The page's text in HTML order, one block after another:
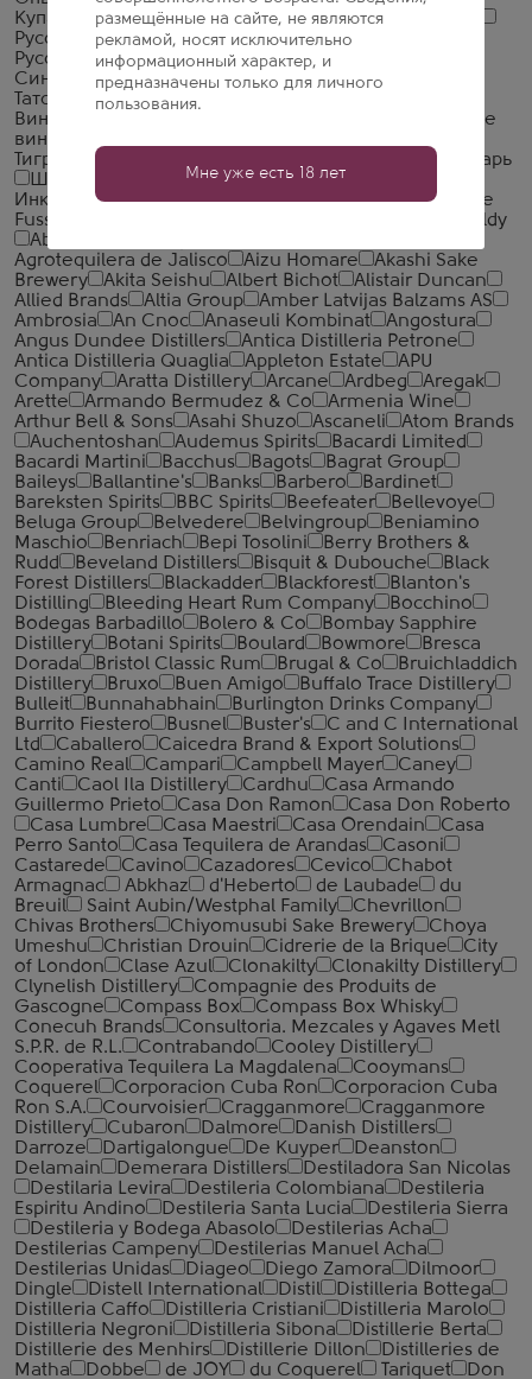
Купажный Завод
Пермалко Радамир
Родник и К
Русский Алкоголь (Руст Россия)
Русский Север
Русский стандарт
Саранский ЛВЗ
Синергия
Смирнов Стандартъ
Стрижамент
Татспиртпром
Ташкентвино
Винокуренный Завод 1911
Усовские
винно-коньячные подвалы
Тигран
Чандари
Черный знахарь
Шаумян-Вин
Шуйская водка
Юпитер
Инкорпорейтед
Ярославский ЛВЗ 327 Spirits
A. de
Fussigny
Aberfeldy
Aberlour Distillery
Agrotequilera de Jalisco
Aizu Homare
Akashi Sake
Brewery
Akita Seishu Albert Bichot
Alistair Duncan
Allied Brands
Altia Group
Amber Latvijas Balzams AS
Ambrosia
An Cnoc Anaseuli Kombinat
Angostura
Angus Dundee Distillers
Antica Distilleria Petrone
Antica Distilleria Quaglia
Appleton Estate
APU
Company
Aratta Distillery Arcane Ardbeg
Aregak
Arette
Armando Bermudez & Co
Armenia Wine
Arthur Bell & Sons
Asahi Shuzo Ascaneli
Atom Brands
Auchentoshan
Audemus Spirits
Bacardi Limited
Bacardi Martini
Bacchus Bagots
Bagrat Group
Baileys
Ballantine's Banks Barbero
Bardinet
Bareksten Spirits
BBC Spirits Beefeater
Bellevoye
Beluga Group
Belvedere Belvingroup
Beniamino
Maschio
Benriach Bepi Tosolini
Berry Brothers &
Rudd
Beveland Distillers Bisquit & Dubouche
Black
Forest Distillers
Blackadder Blackforest
Blanton's
Distilling
Bleeding Heart Rum Company
Bocchino
Bodegas Barbadillo
Bolero & Co
Bombay Sapphire
Distillery
Botani Spirits Boulard Bowmore
Bresca
Dorada
Bristol Classic Rum Brugal & Co
Bruichladdich
Distillery
Bruxo Buen Amigo
Buffalo Trace Distillery
Bulleit
Bunnahabhain
Burlington Drinks Company
Burrito Fiestero
Busnel Buster's
C and C International
Ltd
Caballero
Caicedra Brand & Export Solutions
Camino Real
Campari Campbell Mayer
Caney
Canti
Caol Ila Distillery Cardhu
Casa Armando
Guillermo Prieto
Casa Don Ramon
Casa Don Roberto
Casa Lumbre
Casa Maestri Casa Orendain
Casa
Perro Santo
Casa Tequilera de Arandas
Casoni
Castarede
Cavino Cazadores Cevico
Chabot
Armagnac
Abkhaz d'Heberto de Laubade
du
Breuil
Saint Aubin/Westphal Family
Chevrillon
Chivas Brothers
Chiyomusubi Sake Brewery
Choya
Umeshu
Christian Drouin Cidrerie de la Brique
City
of London
Clase Azul Clonakilty
Clonakilty Distillery
Clynelish Distillery
Compagnie des Produits de
Gascogne
Compass Box
Compass Box Whisky
Conecuh Brands
Consultoria. Mezcales y Agaves Metl
S.P.R. de R.L.
Contrabando
Cooley Distillery
Cooperativa Tequilera La Magdalena
Cooymans
Coquerel
Corporacion Cuba Ron
Corporacion Cuba
Ron S.A.
Courvoisier Cragganmore
Cragganmore
Distillery
Cubaron Dalmore
Danish Distillers
Darroze
Dartigalongue De Kuyper
Deanston
Delamain
Demerara Distillers
Destiladora San Nicolas
Destilaria Levira
Destileria Colombiana
Destileria
Espiritu Andino
Destileria Santa Lucia
Destileria Sierra
Destileria y Bodega Abasolo
Destilerias Acha
Destilerias Campeny
Destilerias Manuel Acha
Destilerias Unidas
Diageo Diego Zamora
Dilmoor
Dingle
Distell International Distil
Distilleria Bottega
Distilleria Caffo
Distilleria Cristiani
Distilleria Marolo
Distilleria Negroni
Distilleria Sibona
Distillerie Berta
Distillerie des Menhirs
Distillerie Dillon
Distilleries de
Matha
Dobbe de JOY du Coquerel Tariquet
Don
размещённые на сайте, не являются
рекламой, носят исключительно
информационный характер, и
предназначены только для личного
пользования.
Мне уже есть 18 лет